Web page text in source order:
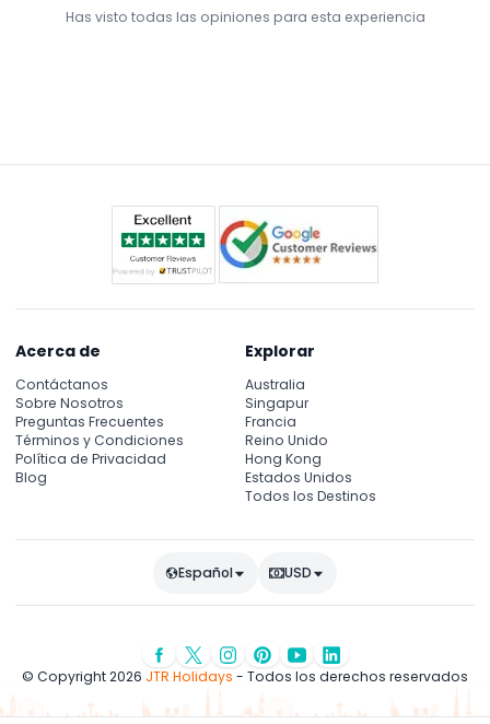
Has visto todas las opiniones para esta experiencia
Acerca de
Contáctanos
Sobre Nosotros
Preguntas Frecuentes
Términos y Condiciones
Política de Privacidad
Blog
Explorar
Australia
Singapur
Francia
Reino Unido
Hong Kong
Estados Unidos
Todos los Destinos
Español USD
© Copyright 2026 JTR Holidays - Todos los derechos reservados